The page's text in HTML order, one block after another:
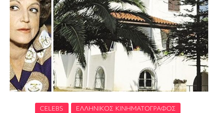
CELEBS ΕΛΛΗΝΙΚΌΣ ΚΙΝΗΜΑΤΟΓΡΆΦΟΣ